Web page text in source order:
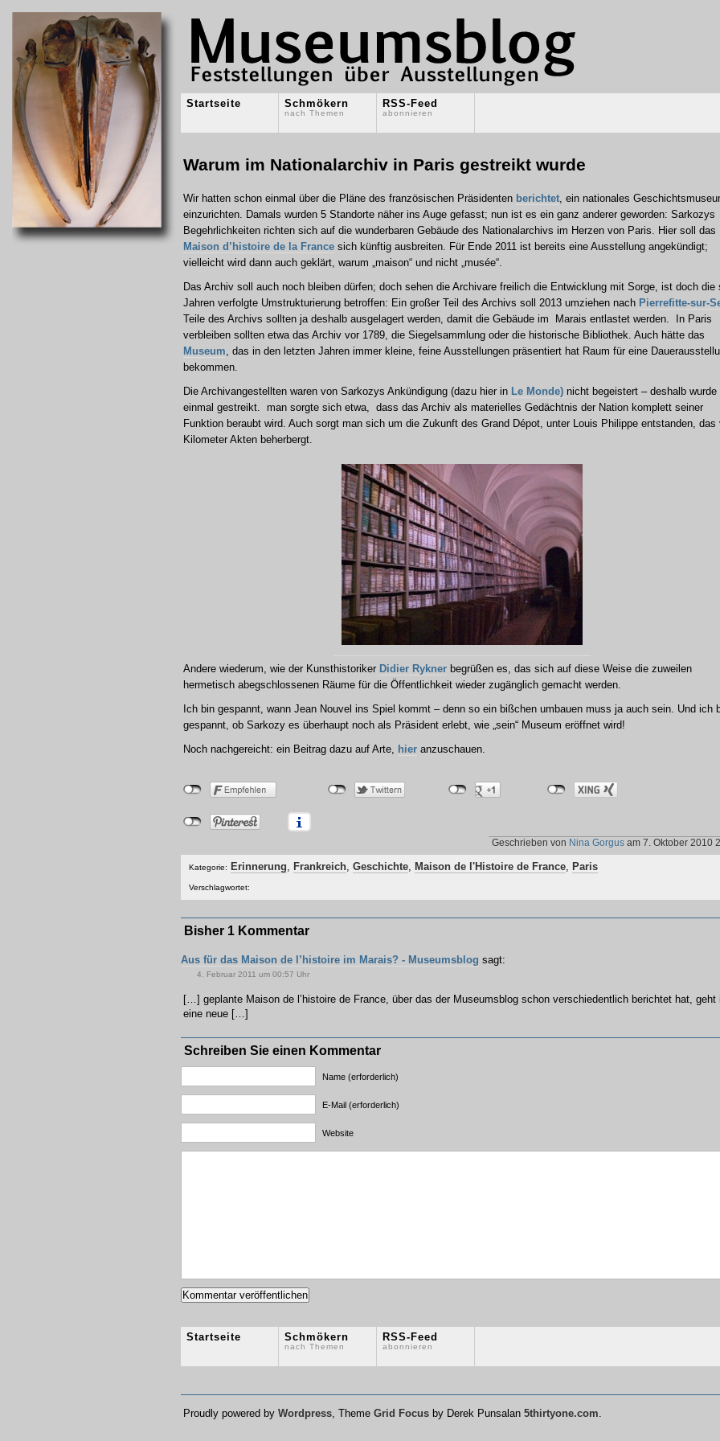
Startseite Schmökern
nach Themen
RSS-Feed
abonnieren
Warum im Nationalarchiv in Paris gestreikt wurde
Wir hatten schon einmal über die Pläne des französischen Präsidenten berichtet, ein nationales
einzurichten. Damals wurden 5 Standorte näher ins Auge gefasst; nun ist es ein ganz anderer geworden: Sarkozys
Begehrlichkeiten richten sich auf die wunderbaren Gebäude des Nationalarchivs im Herzen von Paris. Hier soll das
Maison d’histoire de la France sich künftig ausbreiten. Für Ende 2011 ist bereits eine Ausstellung angekündigt;
vielleicht wird dann auch geklärt, warum „maison“ und nicht „musée“.
Das Archiv soll auch noch bleiben dürfen; doch sehen die Archivare freilich die Entwicklung mit Sorge, ist doch die
Jahren verfolgte Umstrukturierung betroffen: Ein großer Teil des Archivs soll 2013 umziehen nach Pierrefitte-sur-
Teile des Archivs sollten ja deshalb ausgelagert werden, damit die Gebäude im Marais entlastet werden. In Paris
verbleiben sollten etwa das Archiv vor 1789, die Siegelsammlung oder die historische Bibliothek. Auch hätte das
Museum, das in den letzten Jahren immer kleine, feine Ausstellungen präsentiert hat Raum für eine
bekommen.
Die Archivangestellten waren von Sarkozys Ankündigung (dazu hier in Le Monde) nicht begeistert – deshalb wurde
einmal gestreikt. man sorgte sich etwa, dass das Archiv als materielles Gedächtnis der Nation komplett seiner
Funktion beraubt wird. Auch sorgt man sich um die Zukunft des Grand Dépot, unter Louis Philippe entstanden, das
Kilometer Akten beherbergt.
Andere wiederum, wie der Kunsthistoriker Didier Rykner begrüßen es, das sich auf diese Weise die zuweilen
hermetisch abegschlossenen Räume für die Öffentlichkeit wieder zugänglich gemacht werden.
Ich bin gespannt, wann Jean Nouvel ins Spiel kommt – denn so ein bißchen umbauen muss ja auch sein. Und ich
gespannt, ob Sarkozy es überhaupt noch als Präsident erlebt, wie „sein“ Museum eröffnet wird!
Noch nachgereicht: ein Beitrag dazu auf Arte, hier anzuschauen.
Geschrieben von Nina Gorgus am 7. Oktober 2010
Kategorie: Erinnerung, Frankreich, Geschichte, Maison de l'Histoire de France, Paris
Verschlagwortet:
Bisher 1 Kommentar
Aus für das Maison de l’histoire im Marais? - Museumsblog sagt:
4. Februar 2011 um 00:57 Uhr
[…] geplante Maison de l’histoire de France, über das der Museumsblog schon verschiedentlich berichtet hat, geht
eine neue […]
Schreiben Sie einen Kommentar
Name (erforderlich)
E-Mail (erforderlich)
Website
Startseite Schmökern
nach Themen
RSS-Feed
abonnieren
Proudly powered by Wordpress , Theme Grid Focus by Derek Punsalan 5thirtyone.com